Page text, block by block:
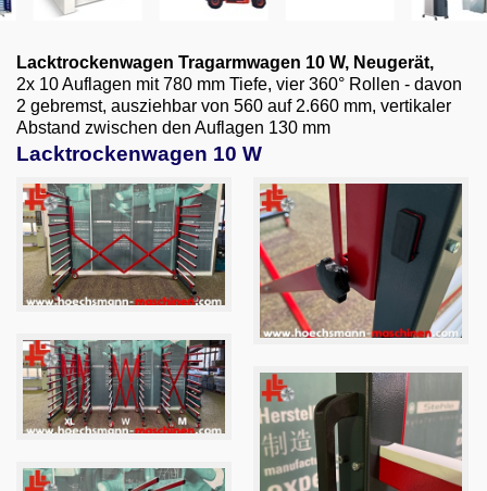
Email
English
Lacktrockenwagen Tragarmwagen 10 W, Neugerät,
2x 10 Auflagen mit 780 mm Tiefe, vier 360° Rollen - davon
2 gebremst, ausziehbar von 560 auf 2.660 mm, vertikaler
Abstand zwischen den Auflagen 130 mm
Lacktrockenwagen 10 W